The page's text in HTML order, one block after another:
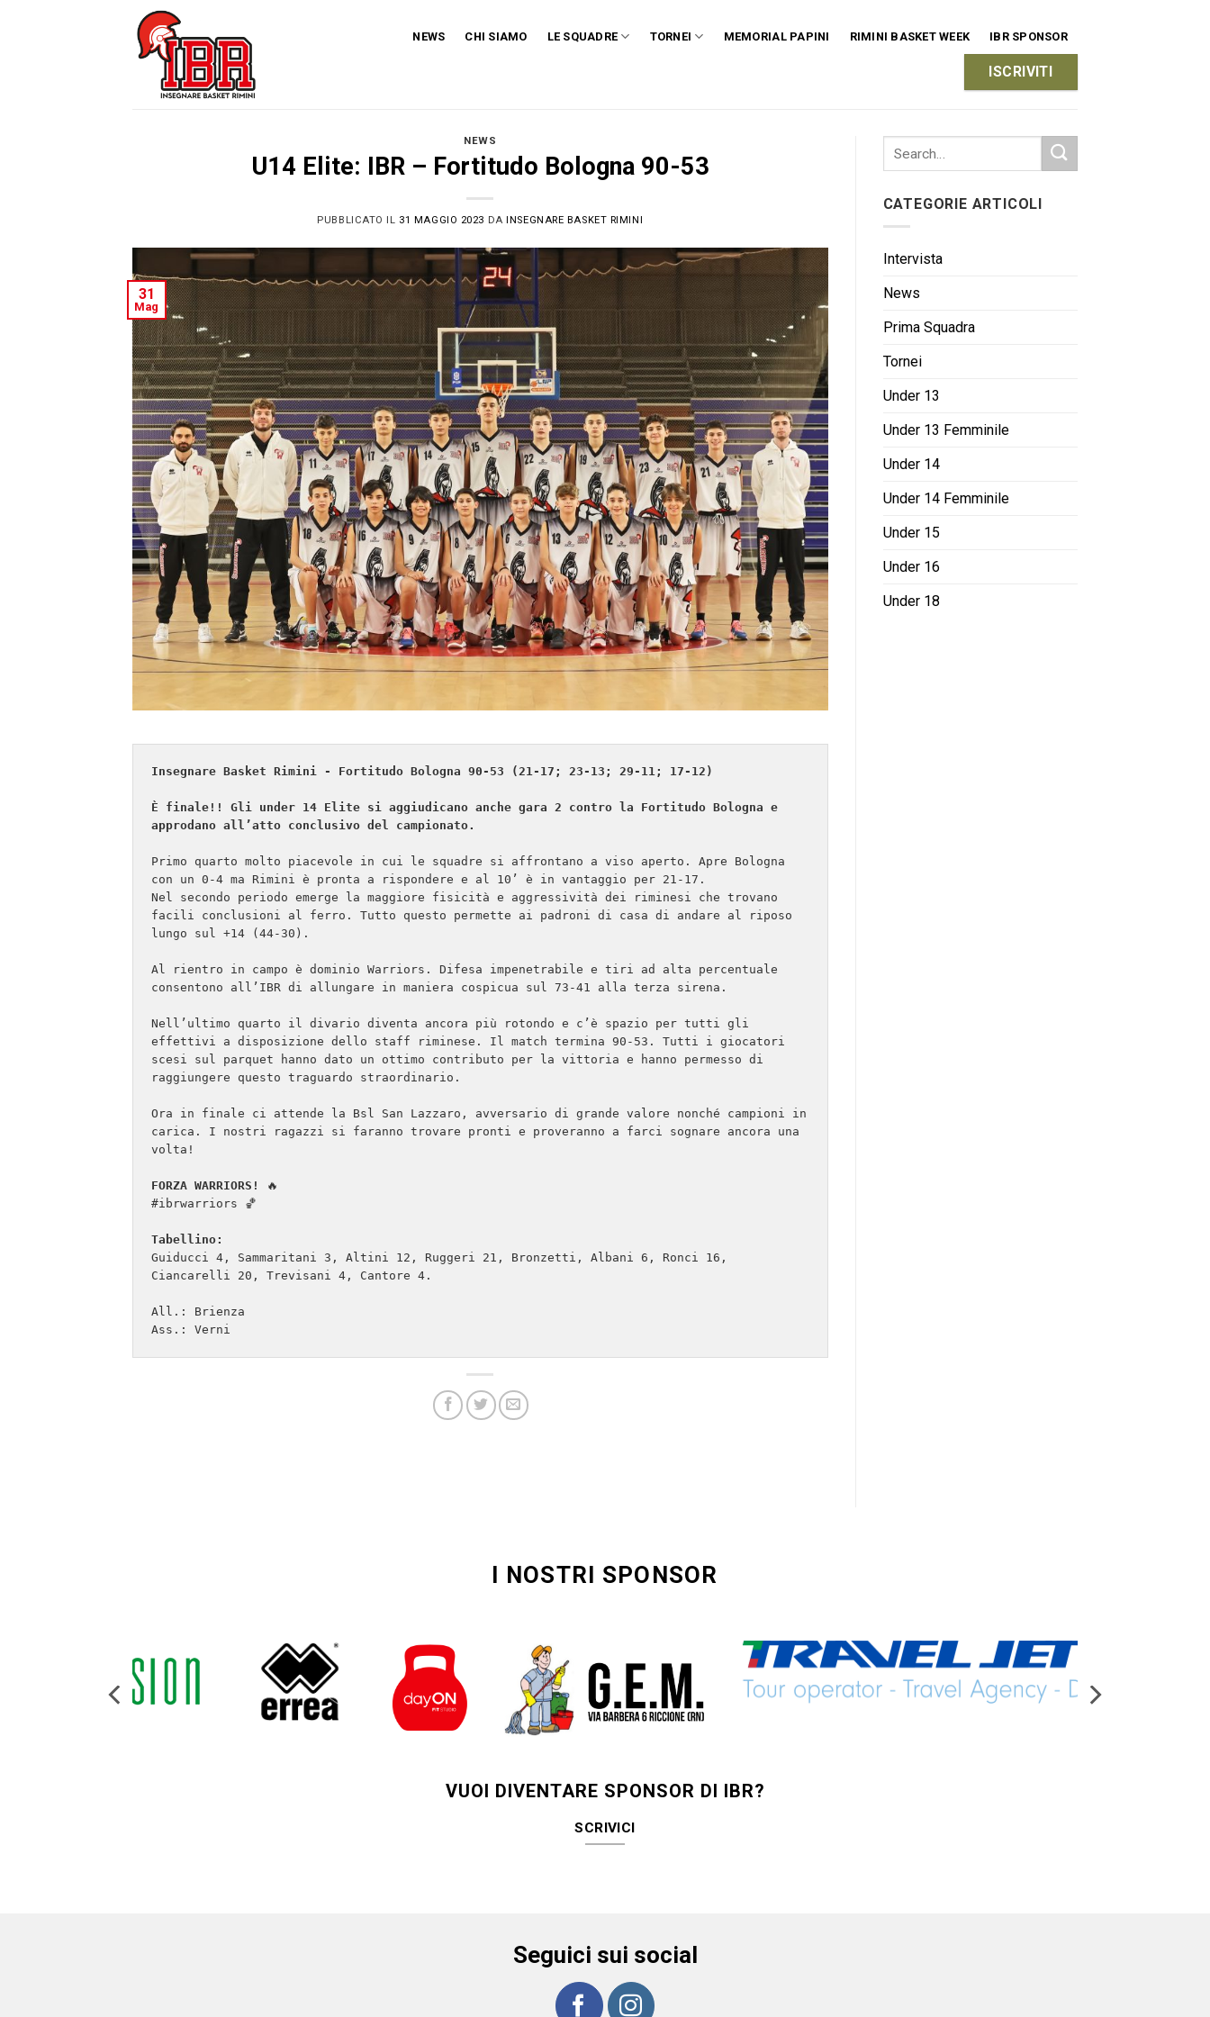
NEWS CHI SIAMO LE SQUADRE TORNEI MEMORIAL PAPINI RIMINI BASKET WEEK IBR SPONSOR
ISCRIVITI
NEWS
U14 Elite: IBR – Fortitudo Bologna 90-53
PUBBLICATO IL 31 MAGGIO 2023 DAINSEGNARE BASKET RIMINI
31
Mag
Insegnare Basket Rimini - Fortitudo Bologna 90-53 (21-17; 23-13; 29-11; 17-12)
È finale!! Gli under 14 Elite si aggiudicano anche gara 2 contro la Fortitudo Bologna e
approdano all’atto conclusivo del campionato.
Primo quarto molto piacevole in cui le squadre si affrontano a viso aperto. Apre Bologna
con un 0-4 ma Rimini è pronta a rispondere e al 10’ è in vantaggio per 21-17.
Nel secondo periodo emerge la maggiore fisicità e aggressività dei riminesi che trovano
facili conclusioni al ferro. Tutto questo permette ai padroni di casa di andare al riposo
lungo sul +14 (44-30).
Al rientro in campo è dominio Warriors. Difesa impenetrabile e tiri ad alta percentuale
consentono all’IBR di allungare in maniera cospicua sul 73-41 alla terza sirena.
Nell’ultimo quarto il divario diventa ancora più rotondo e c’è spazio per tutti gli
effettivi a disposizione dello staff riminese. Il match termina 90-53. Tutti i giocatori
scesi sul parquet hanno dato un ottimo contributo per la vittoria e hanno permesso di
raggiungere questo traguardo straordinario.
Ora in finale ci attende la Bsl San Lazzaro, avversario di grande valore nonché campioni in
carica. I nostri ragazzi si faranno trovare pronti e proveranno a farci sognare ancora una
volta!
FORZA WARRIORS!
🔥
#ibrwarriors 🏀
Tabellino:
Guiducci 4, Sammaritani 3, Altini 12, Ruggeri 21, Bronzetti, Albani 6, Ronci 16,
Ciancarelli 20, Trevisani 4, Cantore 4.
All.: Brienza
Ass.: Verni
CATEGORIE ARTICOLI
Intervista
News
Prima Squadra
Tornei
Under 13
Under 13 Femminile
Under 14
Under 14 Femminile
Under 15
Under 16
Under 18
I NOSTRI SPONSOR
VUOI DIVENTARE SPONSOR DI IBR?
SCRIVICI
Seguici sui social